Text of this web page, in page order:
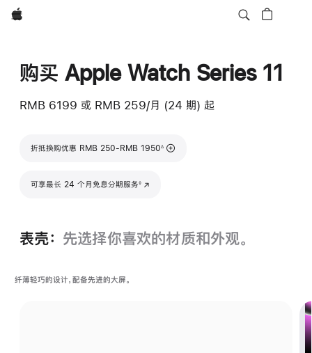
Apple
购买 Apple Watch Series 11
RMB 6199 或 RMB 259/月 (24 期) 起
折抵换购优惠 RMB 250-RMB 1950
脚注
∆
可享最长 24 个月免息分期服务◊
(在新窗口中打开)
表壳： 先选择你喜欢的材质和外观。
纤薄轻巧的设计，配备先进的大屏。